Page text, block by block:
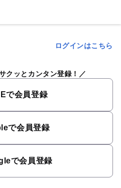
ログインはこちら
クッとカンタン登録！
で会員登録
で会員登録
で会員登録